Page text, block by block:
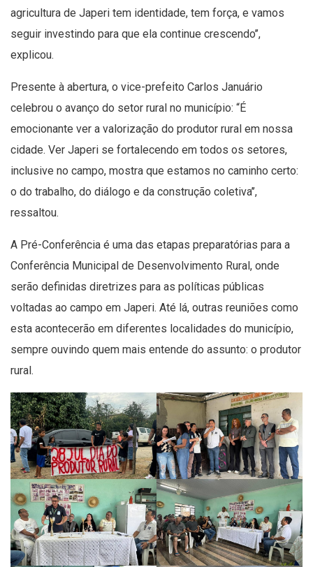
agricultura de Japeri tem identidade, tem força, e vamos
seguir investindo para que ela continue crescendo’’,
explicou.
Presente à abertura, o vice-prefeito Carlos Januário
celebrou o avanço do setor rural no município: “É
emocionante ver a valorização do produtor rural em nossa
cidade. Ver Japeri se fortalecendo em todos os setores,
inclusive no campo, mostra que estamos no caminho certo:
o do trabalho, do diálogo e da construção coletiva’’,
ressaltou.
A Pré-Conferência é uma das etapas preparatórias para a
Conferência Municipal de Desenvolvimento Rural, onde
serão definidas diretrizes para as políticas públicas
voltadas ao campo em Japeri. Até lá, outras reuniões como
esta acontecerão em diferentes localidades do município,
sempre ouvindo quem mais entende do assunto: o produtor
rural.